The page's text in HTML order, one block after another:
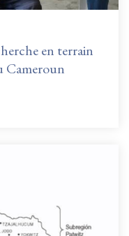
en terrain
Cameroun